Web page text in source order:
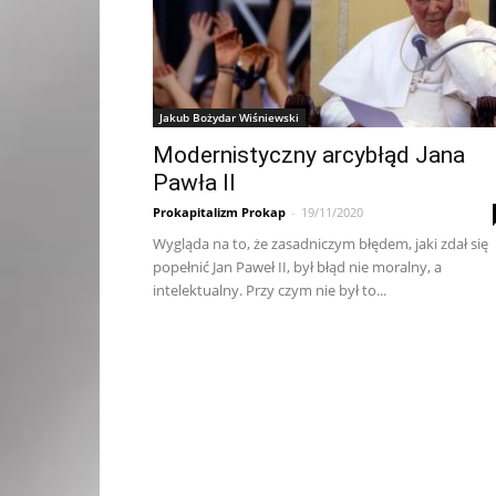
Jakub Bożydar Wiśniewski
Modernistyczny arcybłąd Jana
Pawła II
Prokapitalizm Prokap - 19/11/2020
Wygląda na to, że zasadniczym błędem, jaki zdał się
popełnić Jan Paweł II, był błąd nie moralny, a
intelektualny. Przy czym nie był to...